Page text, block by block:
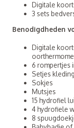
Digitale
3 sets
Benodigdheden
Digitale
6 rompertjes
Setjes
Sokjes
Mutsjes
15 hydrofiel
4 hydrofiele
8